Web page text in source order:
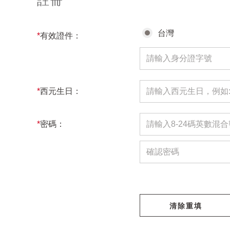
*有效證件： 台灣
*西元生日：
*密碼：